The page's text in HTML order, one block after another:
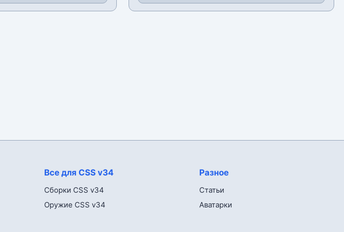
Все для CSS v34
Сборки CSS v34
Оружие CSS v34
Разное
Статьи
Аватарки